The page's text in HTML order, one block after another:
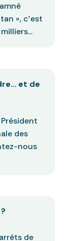
», c’est
et de
des
nous
de